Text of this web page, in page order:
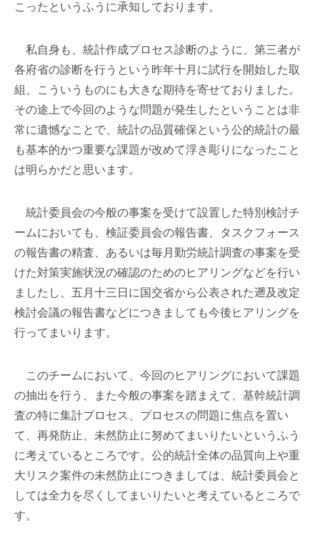
こったというふうに承知しております。
私自身も、統計作成プロセス診断のように、第三者が
各府省の診断を行うという昨年十月に試行を開始した取
組、こういうものにも大きな期待を寄せておりました。
その途上で今回のような問題が発生したということは非
常に遺憾なことで、統計の品質確保という公的統計の最
も基本的かつ重要な課題が改めて浮き彫りになったこと
は明らかだと思います。
統計委員会の今般の事案を受けて設置した特別検討チ
ームにおいても、検証委員会の報告書、タスクフォース
の報告書の精査、あるいは毎月勤労統計調査の事案を受
けた対策実施状況の確認のためのヒアリングなどを行い
ましたし、五月十三日に国交省から公表された遡及改定
検討会議の報告書などにつきましても今後ヒアリングを
行ってまいります。
このチームにおいて、今回のヒアリングにおいて課題
の抽出を行う、また今般の事案を踏まえて、基幹統計調
査の特に集計プロセス、プロセスの問題に焦点を置い
て、再発防止、未然防止に努めてまいりたいというふう
に考えているところです。公的統計全体の品質向上や重
大リスク案件の未然防止につきましては、統計委員会と
しては全力を尽くしてまいりたいと考えているところで
す。